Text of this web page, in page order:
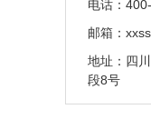
电话：
邮箱：
地址： 四
段8号